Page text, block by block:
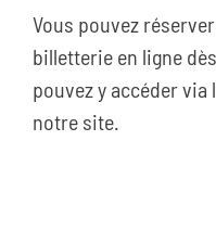
Vous pouvez
billetterie en ligne
pouvez y accéder
notre site.